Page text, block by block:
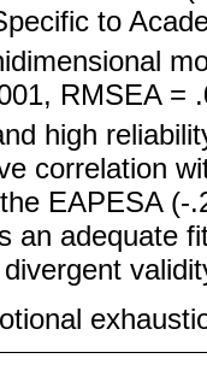
to
RMSEA =
high
correlation
EAPESA (-
an adequate